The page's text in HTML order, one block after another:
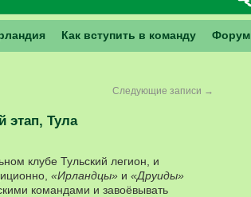
Как вступить в команду Форум
Следующие записи →
этап, Тула
клубе Тульский легион, и
«Ирландцы» и «Друиды»
командами и завоёвывать